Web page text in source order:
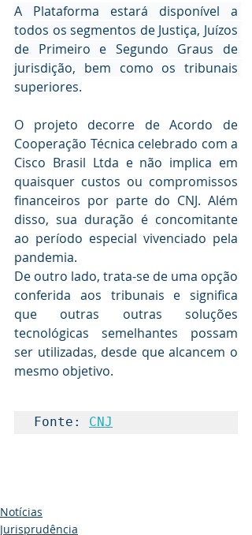
A Plataforma estará disponível a
todos os segmentos de Justiça, Juízos
de Primeiro e Segundo Graus de
jurisdição, bem como os tribunais
superiores.
O projeto decorre de Acordo de
Cooperação Técnica celebrado com a
Cisco Brasil Ltda e não implica em
quaisquer custos ou compromissos
financeiros por parte do CNJ. Além
disso, sua duração é concomitante
ao período especial vivenciado pela
pandemia.
De outro lado, trata-se de uma opção
conferida aos tribunais e significa
que outras outras soluções
tecnológicas semelhantes possam
ser utilizadas, desde que alcancem o
mesmo objetivo.
Fonte: CNJ
Notícias
Jurisprudência